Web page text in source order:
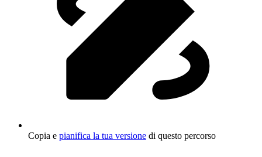
Copia e pianifica la tua versione di questo percorso